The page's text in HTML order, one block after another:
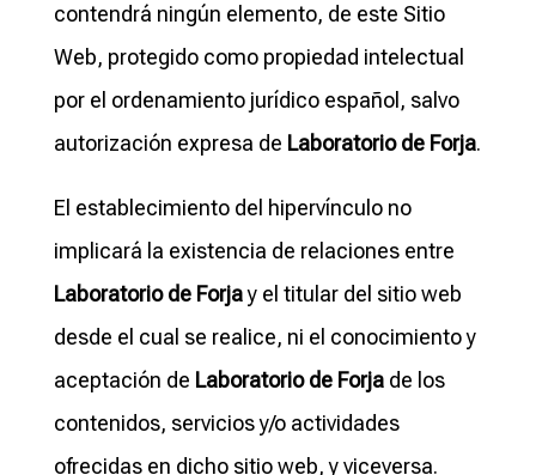
contendrá ningún elemento, de este Sitio
Web, protegido como propiedad intelectual
por el ordenamiento jurídico español, salvo
autorización expresa de Laboratorio de Forja.
El establecimiento del hipervínculo no
implicará la existencia de relaciones entre
Laboratorio de Forjay el titular del sitio web
desde el cual se realice, ni el conocimiento y
aceptación de Laboratorio de Forjade los
contenidos, servicios y/o actividades
ofrecidas en dicho sitio web, y viceversa.